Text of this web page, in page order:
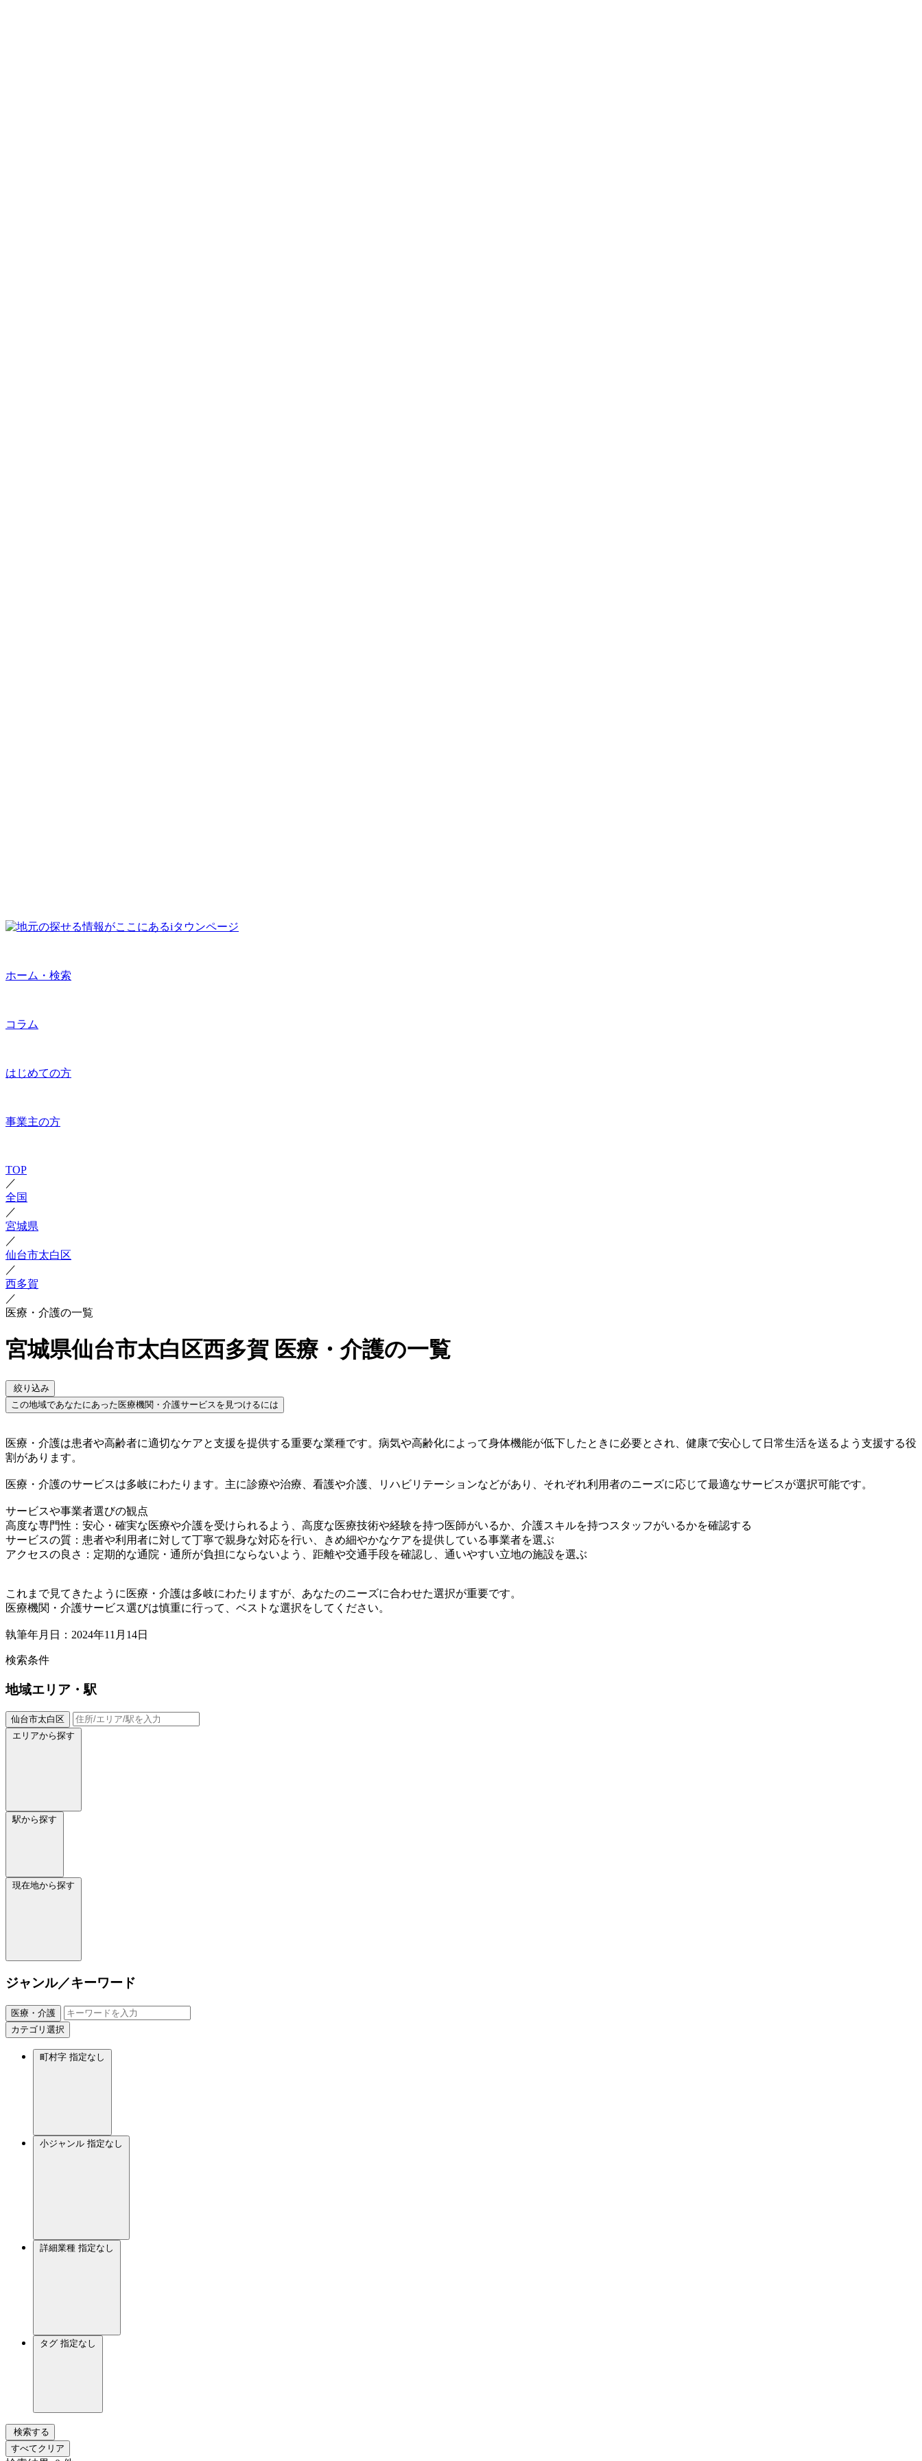
ホーム・検索
コラム
はじめての方
事業主の方
TOP
／
全国
／
宮城県
／
仙台市太白区
／
西多賀
／
医療・介護の一覧
宮城県仙台市太白区西多賀 医療・介護の一覧
絞り込み
この地域であなたにあった医療機関・介護サービスを見つけるには
医療・介護は患者や高齢者に適切なケアと支援を提供する重要な業種です。病気や高齢化によって身体機能が低下したときに必要とされ、健康で安心して日常生活を送るよう支援する役
割があります。
医療・介護のサービスは多岐にわたります。主に診療や治療、看護や介護、リハビリテーションなどがあり、それぞれ利用者のニーズに応じて最適なサービスが選択可能です。
サービスや事業者選びの観点
高度な専門性：安心・確実な医療や介護を受けられるよう、高度な医療技術や経験を持つ医師がいるか、介護スキルを持つスタッフがいるかを確認する
サービスの質：患者や利用者に対して丁寧で親身な対応を行い、きめ細やかなケアを提供している事業者を選ぶ
アクセスの良さ：定期的な通院・通所が負担にならないよう、距離や交通手段を確認し、通いやすい立地の施設を選ぶ
これまで見てきたように医療・介護は多岐にわたりますが、あなたのニーズに合わせた選択が重要です。
医療機関・介護サービス選びは慎重に行って、ベストな選択をしてください。
執筆年月日：2024年11月14日
検索条件
地域エリア・駅
仙台市太白区
エリアから探す
駅から探す
現在地から探す
ジャンル／キーワード
医療・介護
カテゴリ選択
町村字 指定なし
小ジャンル 指定なし
詳細業種 指定なし
タグ 指定なし
検索する
すべてクリア